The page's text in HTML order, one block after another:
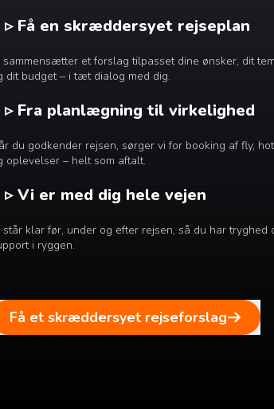
▹ Få en skræddersyet rejseplan
sammensætter et forslag tilpasset dine ønsker, dit
dit budget – i tæt dialog med dig.
▹ Fra planlægning til virkelighed
du godkender rejsen, sørger vi for booking af fly,
oplevelser – helt som aftalt.
▹ Vi er med dig hele vejen
står klar før, under og efter rejsen, så du har tryghed
i ryggen.
Få et skræddersyet rejseforslag